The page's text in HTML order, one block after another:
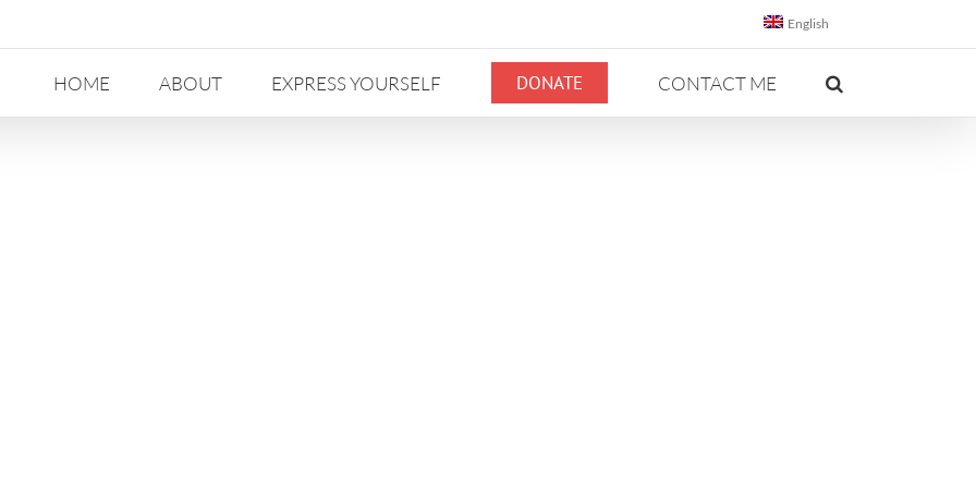
English
HOME ABOUT EXPRESS YOURSELF DONATE CONTACT ME